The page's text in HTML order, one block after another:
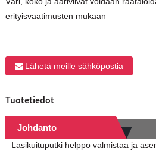
erityisvaatimusten mukaan
Lähetä meille sähköpostia
Tuotetiedot
Johdanto
Lasikuituputki helppo valmistaa ja